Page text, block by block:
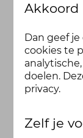
Akkoord
Dan geef
cookies te
doelen.
privacy.
Zelf je